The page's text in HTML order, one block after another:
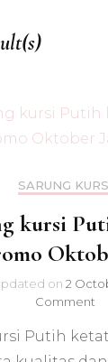
SARUNG
kursi
on 2
Commenton
Putih